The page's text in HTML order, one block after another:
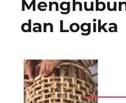
dan Logika